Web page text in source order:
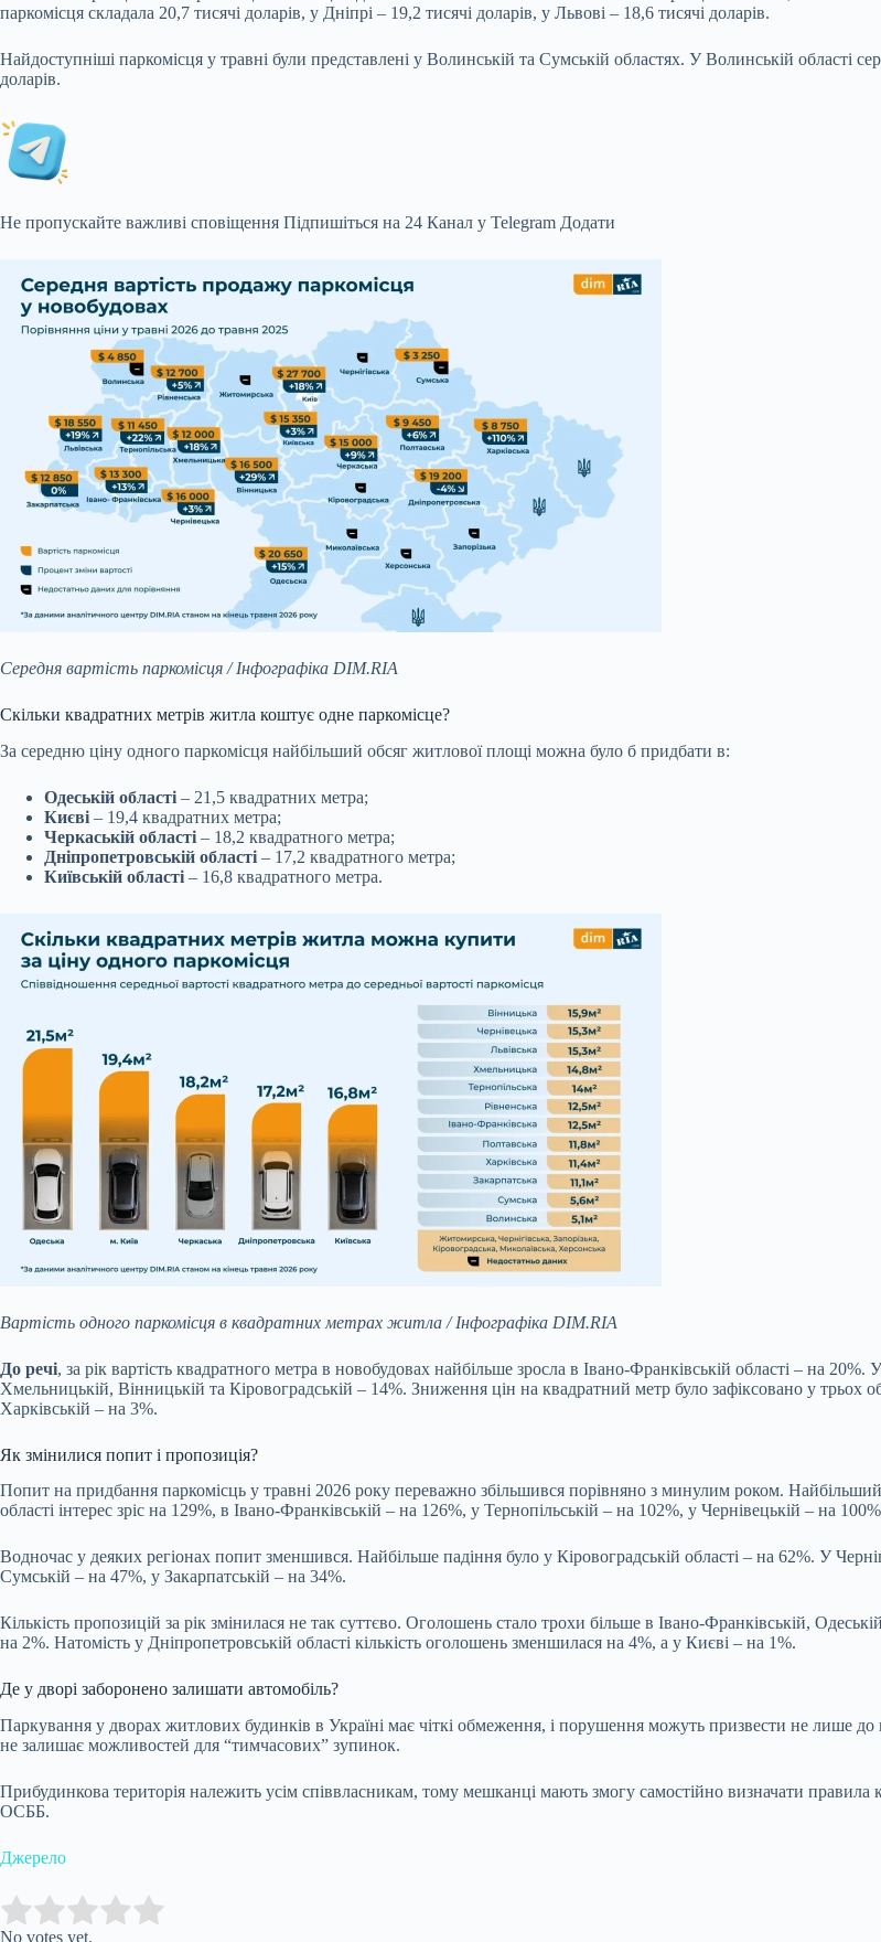
паркомісця складала 20,7 тисячі доларів, у Дніпрі – 19,2 тисячі доларів, у Львові – 18,6 тисячі доларів.
Найдоступніші паркомісця у травні були представлені у Волинській та Сумській областях. У Волинській області
доларів.
Не пропускайте важливі сповіщення Підпишіться на 24 Канал у Telegram Додати
Середня вартість паркомісця / Інфографіка DIM.RIA
Скільки квадратних метрів житла коштує одне паркомісце?
За середню ціну одного паркомісця найбільший обсяг житлової площі можна було б придбати в:
Одеській області – 21,5 квадратних метра;
Києві – 19,4 квадратних метра;
Черкаській області – 18,2 квадратного метра;
Дніпропетровській області – 17,2 квадратного метра;
Київській області – 16,8 квадратного метра.
Вартість одного паркомісця в квадратних метрах житла / Інфографіка DIM.RIA
До речі, за рік вартість квадратного метра в новобудовах найбільше зросла в Івано-Франківській області – на
Хмельницькій, Вінницькій та Кіровоградській – 14%. Зниження цін на квадратний метр було зафіксовано у трьох
Харківській – на 3%.
Як змінилися попит і пропозиція?
Попит на придбання паркомісць у травні 2026 року переважно збільшився порівняно з минулим роком. Найбільший
області інтерес зріс на 129%, в Івано-Франківській – на 126%, у Тернопільській – на 102%, у Чернівецькій – на
Водночас у деяких регіонах попит зменшився. Найбільше падіння було у Кіровоградській області – на 62%. У
Сумській – на 47%, у Закарпатській – на 34%.
Кількість пропозицій за рік змінилася не так суттєво. Оголошень стало трохи більше в Івано-Франківській,
на 2%. Натомість у Дніпропетровській області кількість оголошень зменшилася на 4%, а у Києві – на 1%.
Де у дворі заборонено залишати автомобіль?
Паркування у дворах житлових будинків в Україні має чіткі обмеження, і порушення можуть призвести не лише
не залишає можливостей для “тимчасових” зупинок.
Прибудинкова територія належить усім співвласникам, тому мешканці мають змогу самостійно визначати
ОСББ.
Джерело
Rate this item:
No votes yet.